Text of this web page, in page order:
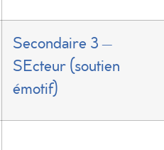
Secondaire 3 –
SEcteur (soutien
émotif)